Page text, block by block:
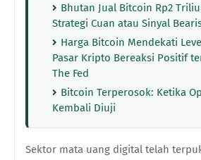
Bhutan Jual Bitcoin Rp2
Strategi Cuan atau Sinyal
Harga Bitcoin Mendekati
Pasar Kripto Bereaksi Positif
The Fed
Bitcoin Terperosok: Ketika
Kembali Diuji
Sektor mata uang digital telah